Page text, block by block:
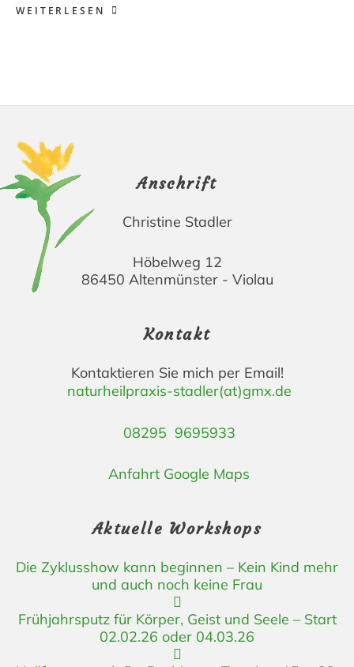
WEITERLESEN
Footer
Anschrift
Christine Stadler
Höbelweg 12
86450 Altenmünster - Violau
Kontakt
Kontaktieren Sie mich per Email!
naturheilpraxis-stadler(at)gmx.de
08295 9695933
Anfahrt Google Maps
Aktuelle Workshops
Die Zyklusshow kann beginnen – Kein Kind mehr
und auch noch keine Frau
Frühjahrsputz für Körper, Geist und Seele – Start
02.02.26 oder 04.03.26